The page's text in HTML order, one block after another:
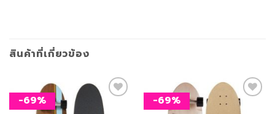
สินค้าที่เกี่ยวข้อง
-69% -69%